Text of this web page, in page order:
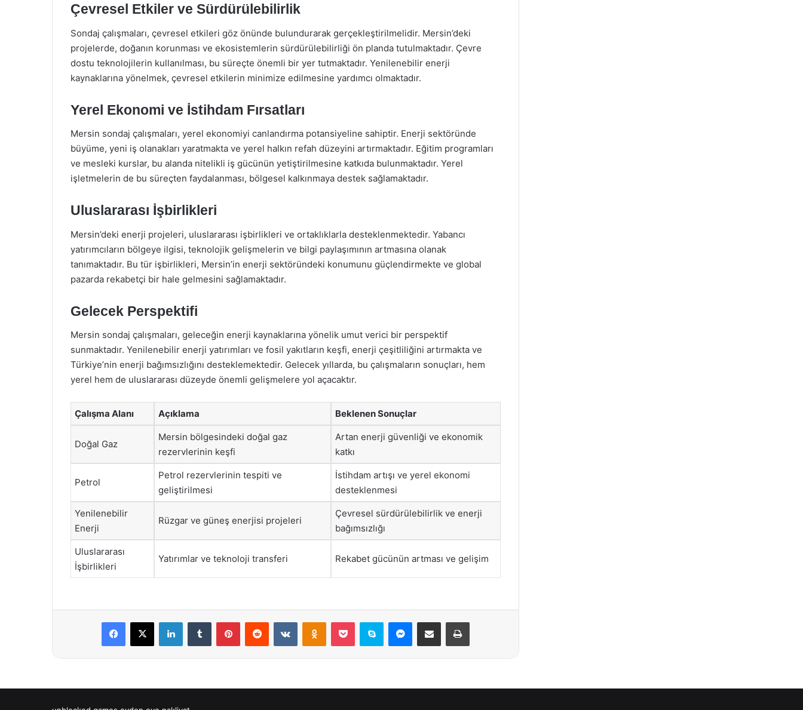
Çevresel Etkiler ve Sürdürülebilirlik
Sondaj çalışmaları, çevresel etkileri göz önünde bulundurarak gerçekleştirilmelidir. Mersin’deki
projelerde, doğanın korunması ve ekosistemlerin sürdürülebilirliği ön planda tutulmaktadır. Çevre
dostu teknolojilerin kullanılması, bu süreçte önemli bir yer tutmaktadır. Yenilenebilir enerji
kaynaklarına yönelmek, çevresel etkilerin minimize edilmesine yardımcı olmaktadır.
Yerel Ekonomi ve İstihdam Fırsatları
Mersin sondaj çalışmaları, yerel ekonomiyi canlandırma potansiyeline sahiptir. Enerji sektöründe
büyüme, yeni iş olanakları yaratmakta ve yerel halkın refah düzeyini artırmaktadır. Eğitim programları
ve mesleki kurslar, bu alanda nitelikli iş gücünün yetiştirilmesine katkıda bulunmaktadır. Yerel
işletmelerin de bu süreçten faydalanması, bölgesel kalkınmaya destek sağlamaktadır.
Uluslararası İşbirlikleri
Mersin’deki enerji projeleri, uluslararası işbirlikleri ve ortaklıklarla desteklenmektedir. Yabancı
yatırımcıların bölgeye ilgisi, teknolojik gelişmelerin ve bilgi paylaşımının artmasına olanak
tanımaktadır. Bu tür işbirlikleri, Mersin’in enerji sektöründeki konumunu güçlendirmekte ve global
pazarda rekabetçi bir hale gelmesini sağlamaktadır.
Gelecek Perspektifi
Mersin sondaj çalışmaları, geleceğin enerji kaynaklarına yönelik umut verici bir perspektif
sunmaktadır. Yenilenebilir enerji yatırımları ve fosil yakıtların keşfi, enerji çeşitliliğini artırmakta ve
Türkiye’nin enerji bağımsızlığını desteklemektedir. Gelecek yıllarda, bu çalışmaların sonuçları, hem
yerel hem de uluslararası düzeyde önemli gelişmelere yol açacaktır.
Çalışma Alanı Açıklama Beklenen Sonuçlar
Doğal Gaz
Mersin bölgesindeki doğal gaz
rezervlerinin keşfi
Artan enerji güvenliği ve ekonomik
katkı
Petrol
Petrol rezervlerinin tespiti ve
geliştirilmesi
İstihdam artışı ve yerel ekonomi
desteklenmesi
Yenilenebilir
Enerji
Rüzgar ve güneş enerjisi projeleri
Çevresel sürdürülebilirlik ve enerji
bağımsızlığı
Uluslararası
İşbirlikleri
Yatırımlar ve teknoloji transferi Rekabet gücünün artması ve gelişim
Facebook
X LinkedInTumblr PinterestReddit VKontakteOdnoklassniki
Pocket Skype Messenger
E-Posta ile paylaş Yazdır